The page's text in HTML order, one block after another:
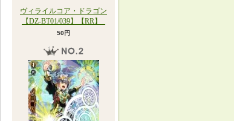
ヴィライルコア・ドラゴン
【DZ-BT01/039】【RR】_
50円